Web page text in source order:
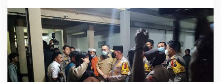
n
T
e
r
u
s
B
e
r
t